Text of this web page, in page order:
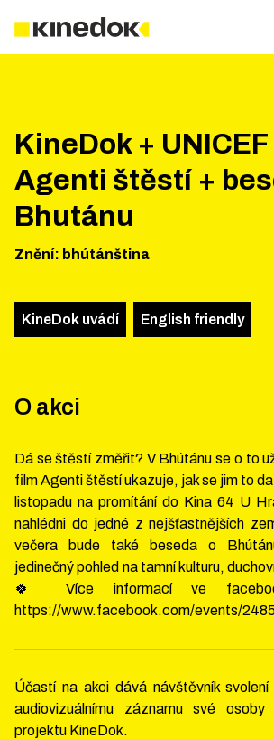
KineDok +
Agenti štěstí +
Bhutánu
Znění: bhútánština
KineDok uvádí English friendly
O akci
Dá se štěstí změřit? V Bhútánu se o to
film Agenti štěstí ukazuje, jak se jim to
listopadu na promítání do Kina 64 U
nahlédni do jedné z nejšťastnějších
večera bude také beseda o
jedinečný pohled na tamní kulturu,
🍀 Více informací ve
https://www.facebook.com/events/
Účastí na akci dává návštěvník
audiovizuálnímu záznamu své
projektu KineDok.